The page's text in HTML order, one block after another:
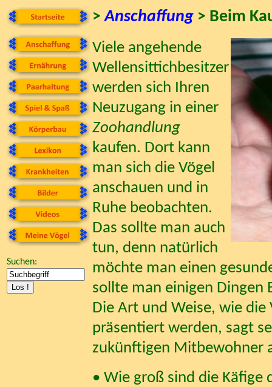
Suchen:
>Anschaffung > Beim
Viele angehende
Wellensittichbesitzer
werden sich Ihren
Neuzugang in einer
Zoohandlung
kaufen. Dort kann
man sich die Vögel
anschauen und in
Ruhe beobachten.
Das sollte man auch
tun, denn natürlich
möchte man einen
sollte man einigen Dingen
Die Art und Weise, wie
präsentiert werden, sagt
zukünftigen Mitbewohner
• Wie groß sind die Käfige